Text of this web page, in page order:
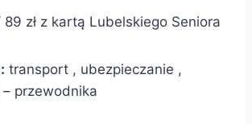
89 zł z kartą Lubelskiego Seniora
transport , ubezpieczanie ,
przewodnika